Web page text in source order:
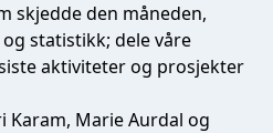
skjedde den måneden,
statistikk; dele våre
aktiviteter og prosjekter
Marie Aurdal og